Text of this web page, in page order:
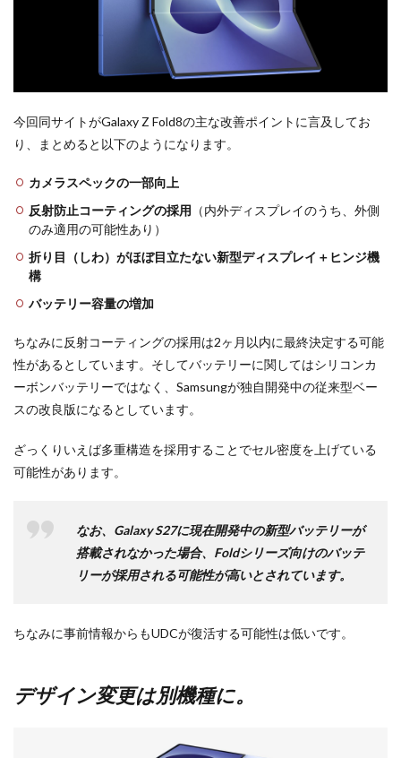
今回同サイトがGalaxy Z Fold8の主な改善ポイントに言及してお
り、まとめると以下のようになります。
カメラスペックの一部向上
反射防止コーティングの採用 （内外ディスプレイのうち、外側
のみ適用の可能性あり）
折り目（しわ）がほぼ目立たない新型ディスプレイ＋ヒンジ機
構
バッテリー容量の増加
ちなみに反射コーティングの採用は2ヶ月以内に最終決定する可能
性があるとしています。そしてバッテリーに関してはシリコンカ
ーボンバッテリーではなく、Samsungが独自開発中の従来型ベー
スの改良版になるとしています。
ざっくりいえば多重構造を採用することでセル密度を上げている
可能性があります。
なお、Galaxy S27に現在開発中の新型バッテリーが
搭載されなかった場合、Foldシリーズ向けのバッテ
リーが採用される可能性が高いとされています。
ちなみに事前情報からもUDCが復活する可能性は低いです。
デザイン変更は別機種に。